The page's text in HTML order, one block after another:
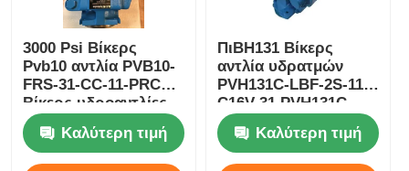
3000 Psi Βίκερς
Pvb10 αντλία PVB10-
FRS-31-CC-11-PRC
Βίκερς υδροαντλίες
210 Bar
Καλύτερη τιμή
ΠιΒH131 Βίκερς
αντλία υδρατμών
PVH131C-LBF-2S-11-
C16V-31 PVH131C-
LBF-2S-11-C25V-31
Καλύτερη τιμή